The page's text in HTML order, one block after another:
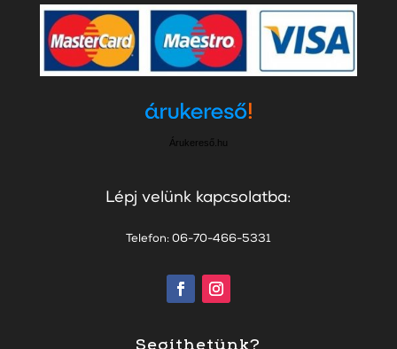
Árukereső.hu
Lépj velünk kapcsolatba:
Telefon: 06-70-466-5331
Segíthetünk?